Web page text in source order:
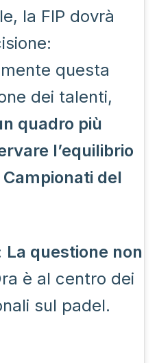
la FIP dovrà
questa
dei talenti,
quadro più
l’equilibrio
del
La questione non
è al centro dei
sul padel.